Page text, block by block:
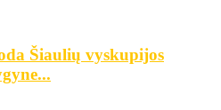
Šiaulių vyskupijos